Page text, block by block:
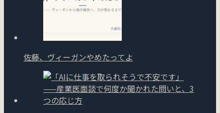
佐藤、ヴィーガンやめたってよ